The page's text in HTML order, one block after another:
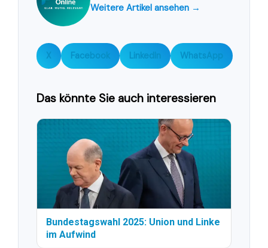
Weitere Artikel ansehen →
X Facebook LinkedIn WhatsApp
Das könnte Sie auch interessieren
Bundestagswahl 2025: Union und Linke
im Aufwind